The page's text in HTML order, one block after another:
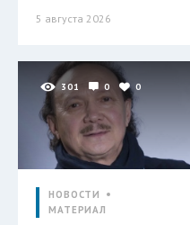
5 августа 2026
301 0 0
НОВОСТИ
МАТЕРИАЛ